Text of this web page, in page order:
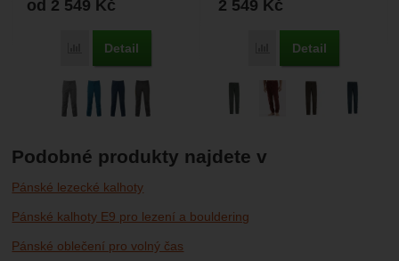
od 2 549 Kč
Porovnat
Detail
2 549 Kč
Porovnat
Detail
Podobné produkty najdete v
Pánské lezecké kalhoty
Pánské kalhoty E9 pro lezení a bouldering
Pánské oblečení pro volný čas